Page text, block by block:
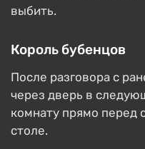
выбить.
Король бубенцов
После разговора с
через дверь в
комнату прямо перед
столе.